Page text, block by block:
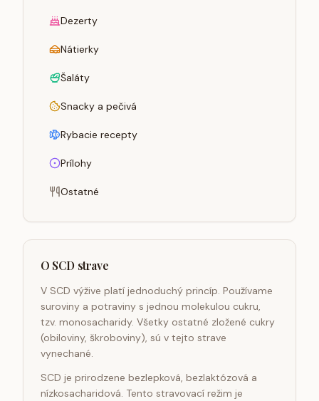
Dezerty
Nátierky
Šaláty
Snacky a pečivá
Rybacie recepty
Prílohy
Ostatné
O SCD strave
V SCD výžive platí jednoduchý princíp. Používame
suroviny a potraviny s jednou molekulou cukru,
tzv. monosacharidy. Všetky ostatné zložené cukry
(obiloviny, škroboviny), sú v tejto strave
vynechané.
SCD je prirodzene bezlepková, bezlaktózová a
nízkosacharidová. Tento stravovací režim je